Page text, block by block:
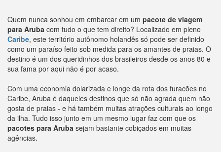
Quem nunca sonhou em embarcar em um pacote de viagem
para Aruba com tudo o que tem direito? Localizado em pleno
Caribe, este território autônomo holandês só pode ser definido
como um paraíso feito sob medida para os amantes de praias. O
destino é um dos queridinhos dos brasileiros desde os anos 80 e
sua fama por aqui não é por acaso.
Com uma economia dolarizada e longe da rota dos furacões no
Caribe, Aruba é daqueles destinos que só não agrada quem não
gosta de praias - e há também muitas atrações culturais ao longo
da ilha. Tudo isso junto em um mesmo lugar faz com que os
pacotes para Aruba sejam bastante cobiçados em muitas
agências.